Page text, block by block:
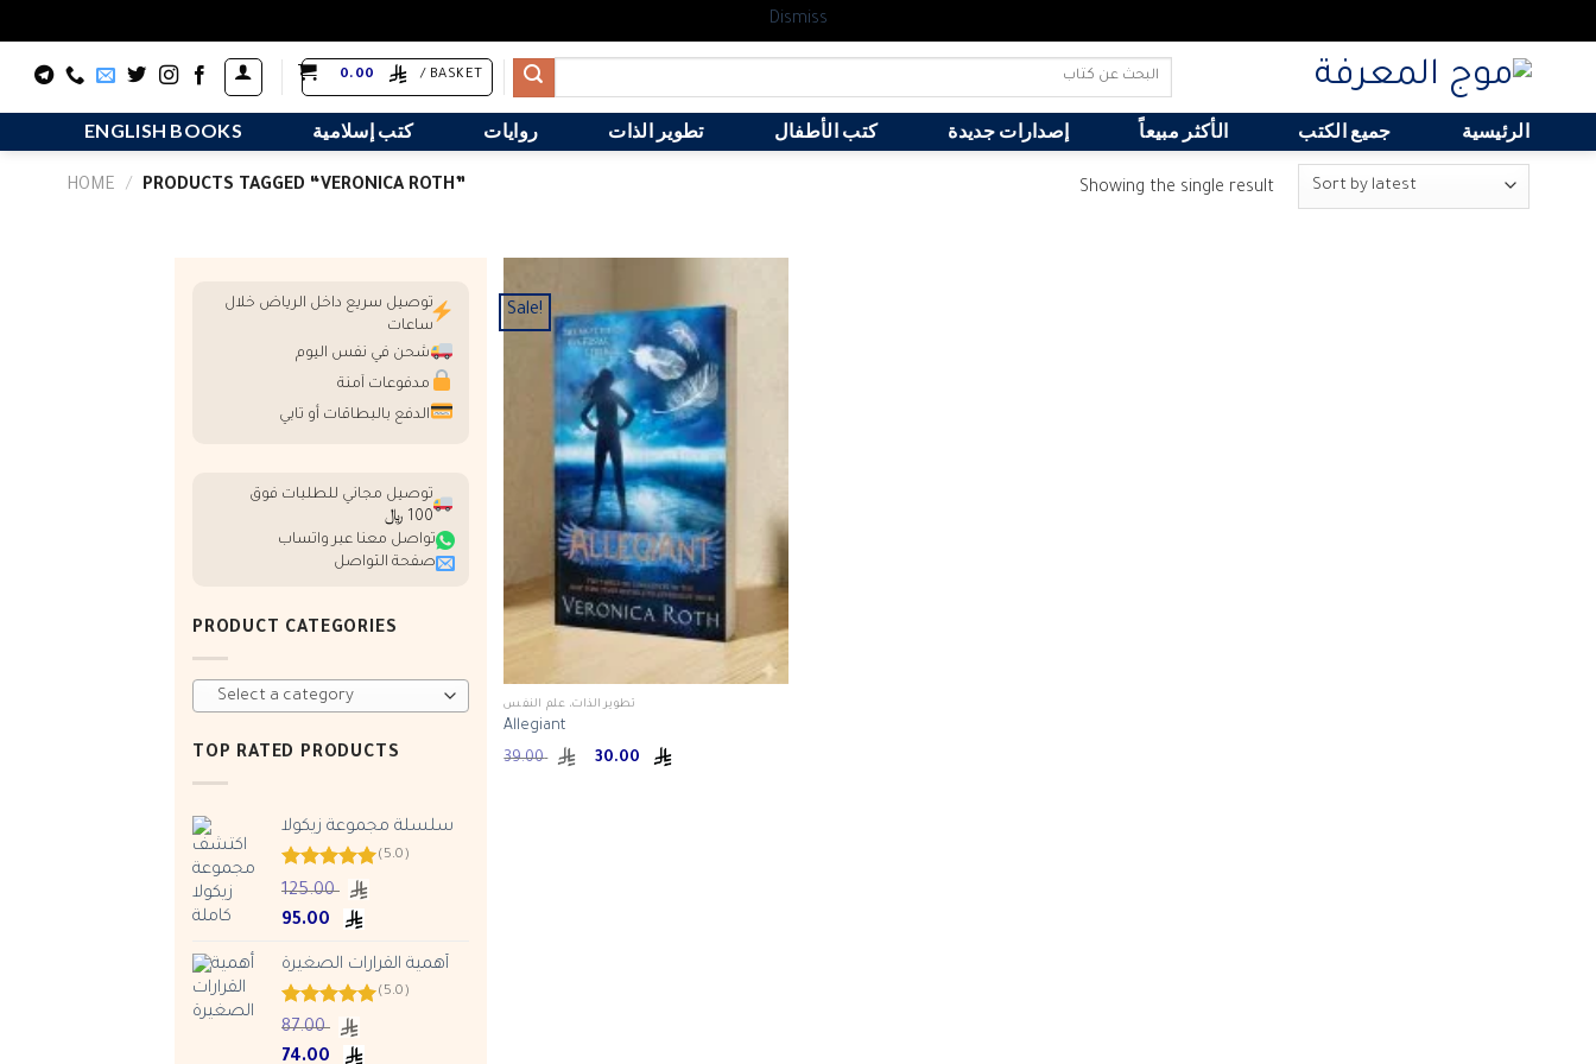
Dismiss
content
Search
BASKET /
الرئيسية جميع الكتب الأكثر مبيعاً إصدارات جديدة كتب الأطفال تطوير الذات روايات كتب إسلامية ENGLISH BOOKS
HOME / PRODUCTS TAGGED “VERONICA ROTH” Showing the single result
توصيل سريع داخل الرياض خلال
ساعات
شحن في نفس اليوم
مدفوعات آمنة
الدفع بالبطاقات أو تابي
توصيل مجاني للطلبات فوق
100 ﷼
تواصل معنا عبر واتساب
صفحة التواصل
PRODUCT CATEGORIES
Select a category
TOP RATED PRODUCTS
سلسلة مجموعة زيكولا
Rated 5.00
(5.0)
125.00
Original
was:
ر.س 125.00.
is:
أهمية القرارات الصغيرة
Rated
5.00
out of 5
(5.0)
87.00
Original
Sale!
تطوير الذات، علم النفس
Allegiant
39.00
Original
price